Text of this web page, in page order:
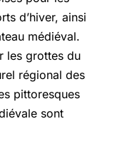
d’hiver, ainsi
médiéval.
les grottes du
régional des
pittoresques
sont